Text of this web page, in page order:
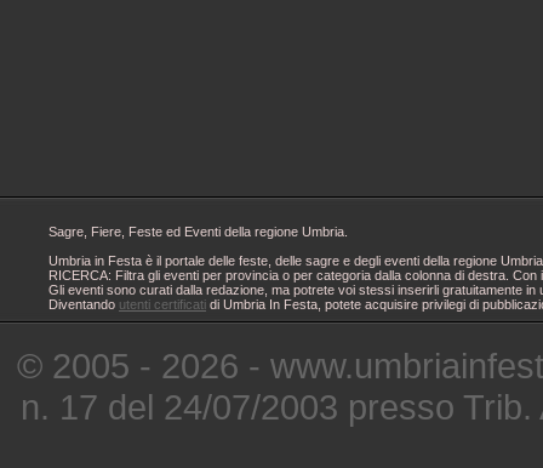
Sagre, Fiere, Feste ed Eventi della regione Umbria.
Umbria in Festa è il portale delle feste, delle sagre e degli eventi della regione
RICERCA: Filtra gli eventi per provincia o per categoria dalla colonna di destra.
Gli eventi sono curati dalla redazione, ma potrete voi stessi inserirli gratuitamente
Diventando utenti certificati di Umbria In Festa, potete acquisire privilegi di
© 2005 - 2026 -
n. 17 del 24/07/2003 presso